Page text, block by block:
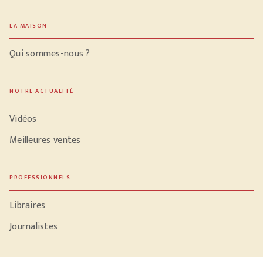
LA MAISON
Qui sommes-nous ?
NOTRE ACTUALITÉ
Vidéos
Meilleures ventes
PROFESSIONNELS
Libraires
Journalistes